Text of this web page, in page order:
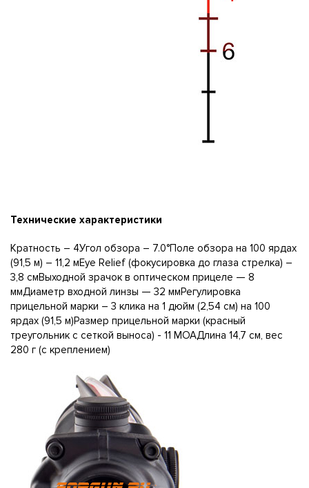
Технические характеристики
Кратность – 4Угол обзора – 7.0°Поле обзора на 100 ярдах
(91,5 м) – 11,2 мEye Relief (фокусировка до глаза стрелка) –
3,8 смВыходной зрачок в оптическом прицеле — 8
ммДиаметр входной линзы — 32 ммРегулировка
прицельной марки – 3 клика на 1 дюйм (2,54 см) на 100
ярдах (91,5 м)Размер прицельной марки (красный
треугольник с сеткой выноса) - 11 МОАДлина 14,7 см, вес
280 г (с креплением)